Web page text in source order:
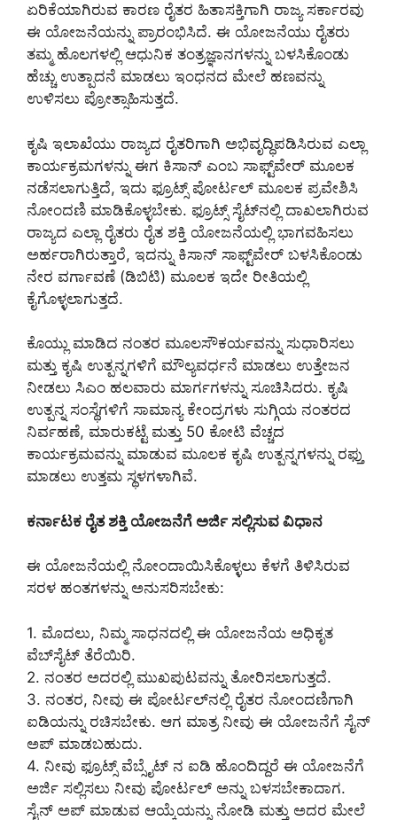
ಏರಿಕೆಯಾಗಿರುವ ಕಾರಣ ರೈತರ ಹಿತಾಸಕ್ತಿಗಾಗಿ ರಾಜ್ಯ ಸರ್ಕಾರವು
ಈ ಯೋಜನೆಯನ್ನು ಪ್ರಾರಂಭಿಸಿದೆ. ಈ ಯೋಜನೆಯು ರೈತರು
ತಮ್ಮ ಹೊಲಗಳಲ್ಲಿ ಆಧುನಿಕ ತಂತ್ರಜ್ಞಾನಗಳನ್ನು ಬಳಸಿಕೊಂಡು
ಹೆಚ್ಚು ಉತ್ಪಾದನೆ ಮಾಡಲು ಇಂಧನದ ಮೇಲೆ ಹಣವನ್ನು
ಉಳಿಸಲು ಪ್ರೋತ್ಸಾಹಿಸುತ್ತದೆ.
ಕೃಷಿ ಇಲಾಖೆಯು ರಾಜ್ಯದ ರೈತರಿಗಾಗಿ ಅಭಿವೃದ್ಧಿಪಡಿಸಿರುವ ಎಲ್ಲಾ
ಕಾರ್ಯಕ್ರಮಗಳನ್ನು ಈಗ ಕಿಸಾನ್ ಎಂಬ ಸಾಫ್ಟ್‌ವೇರ್ ಮೂಲಕ
ನಡೆಸಲಾಗುತ್ತಿದೆ, ಇದು ಫ್ರೂಟ್ಸ್ ಪೋರ್ಟಲ್ ಮೂಲಕ ಪ್ರವೇಶಿಸಿ
ನೋಂದಣಿ ಮಾಡಿಕೊಳ್ಳಬೇಕು.‌ ಫ್ರೂಟ್ಸ್ ಸೈಟ್‌ನಲ್ಲಿ ದಾಖಲಾಗಿರುವ
ರಾಜ್ಯದ ಎಲ್ಲಾ ರೈತರು ರೈತ ಶಕ್ತಿ ಯೋಜನೆಯಲ್ಲಿ ಭಾಗವಹಿಸಲು
ಅರ್ಹರಾಗಿರುತ್ತಾರೆ, ಇದನ್ನು ಕಿಸಾನ್ ಸಾಫ್ಟ್‌ವೇರ್ ಬಳಸಿಕೊಂಡು
ನೇರ ವರ್ಗಾವಣೆ (ಡಿಬಿಟಿ) ಮೂಲಕ ಇದೇ ರೀತಿಯಲ್ಲಿ
ಕೈಗೊಳ್ಳಲಾಗುತ್ತದೆ.
ಕೊಯ್ಲು ಮಾಡಿದ ನಂತರ ಮೂಲಸೌಕರ್ಯವನ್ನು ಸುಧಾರಿಸಲು
ಮತ್ತು ಕೃಷಿ ಉತ್ಪನ್ನಗಳಿಗೆ ಮೌಲ್ಯವರ್ಧನೆ ಮಾಡಲು ಉತ್ತೇಜನ
ನೀಡಲು ಸಿಎಂ ಹಲವಾರು ಮಾರ್ಗಗಳನ್ನು ಸೂಚಿಸಿದರು. ಕೃಷಿ
ಉತ್ಪನ್ನ ಸಂಸ್ಥೆಗಳಿಗೆ ಸಾಮಾನ್ಯ ಕೇಂದ್ರಗಳು ಸುಗ್ಗಿಯ ನಂತರದ
ನಿರ್ವಹಣೆ, ಮಾರುಕಟ್ಟೆ ಮತ್ತು 50 ಕೋಟಿ ವೆಚ್ಚದ
ಕಾರ್ಯಕ್ರಮವನ್ನು ಮಾಡುವ ಮೂಲಕ ಕೃಷಿ ಉತ್ಪನ್ನಗಳನ್ನು ರಫ್ತು
ಮಾಡಲು ಉತ್ತಮ ಸ್ಥಳಗಳಾಗಿವೆ.
ಕರ್ನಾಟಕ ರೈತ ಶಕ್ತಿ ಯೋಜನೆಗೆ ಅರ್ಜಿ ಸಲ್ಲಿಸುವ ವಿಧಾನ
ಈ ಯೋಜನೆಯಲ್ಲಿ ನೋಂದಾಯಿಸಿಕೊಳ್ಳಲು ಕೆಳಗೆ ತಿಳಿಸಿರುವ
ಸರಳ ಹಂತಗಳನ್ನು ಅನುಸರಿಸಬೇಕು:
1. ಮೊದಲು, ನಿಮ್ಮ ಸಾಧನದಲ್ಲಿ ಈ ಯೋಜನೆಯ ಅಧಿಕೃತ
ವೆಬ್‌ಸೈಟ್ ತೆರೆಯಿರಿ.
2. ನಂತರ ಅದರಲ್ಲಿ ಮುಖಪುಟವನ್ನು ತೋರಿಸಲಾಗುತ್ತದೆ.
3. ನಂತರ, ನೀವು ಈ ಪೋರ್ಟಲ್‌ನಲ್ಲಿ ರೈತರ ನೋಂದಣಿಗಾಗಿ
ಐಡಿಯನ್ನು ರಚಿಸಬೇಕು. ಆಗ ಮಾತ್ರ ನೀವು ಈ ಯೋಜನೆಗೆ ಸೈನ್
ಅಪ್ ಮಾಡಬಹುದು.
4. ನೀವು ಫ್ರೂಟ್ಸ್ ವೆಬ್ಸೈಟ್ ನ ಐಡಿ ಹೊಂದಿದ್ದರೆ ಈ ಯೋಜನೆಗೆ
ಅರ್ಜಿ ಸಲ್ಲಿಸಲು ನೀವು ಪೋರ್ಟಲ್ ಅನ್ನು ಬಳಸಬೇಕಾದಾಗ.
ಸೈನ್ ಅಪ್ ಮಾಡುವ ಆಯ್ಕೆಯನ್ನು ನೋಡಿ ಮತ್ತು ಅದರ ಮೇಲೆ